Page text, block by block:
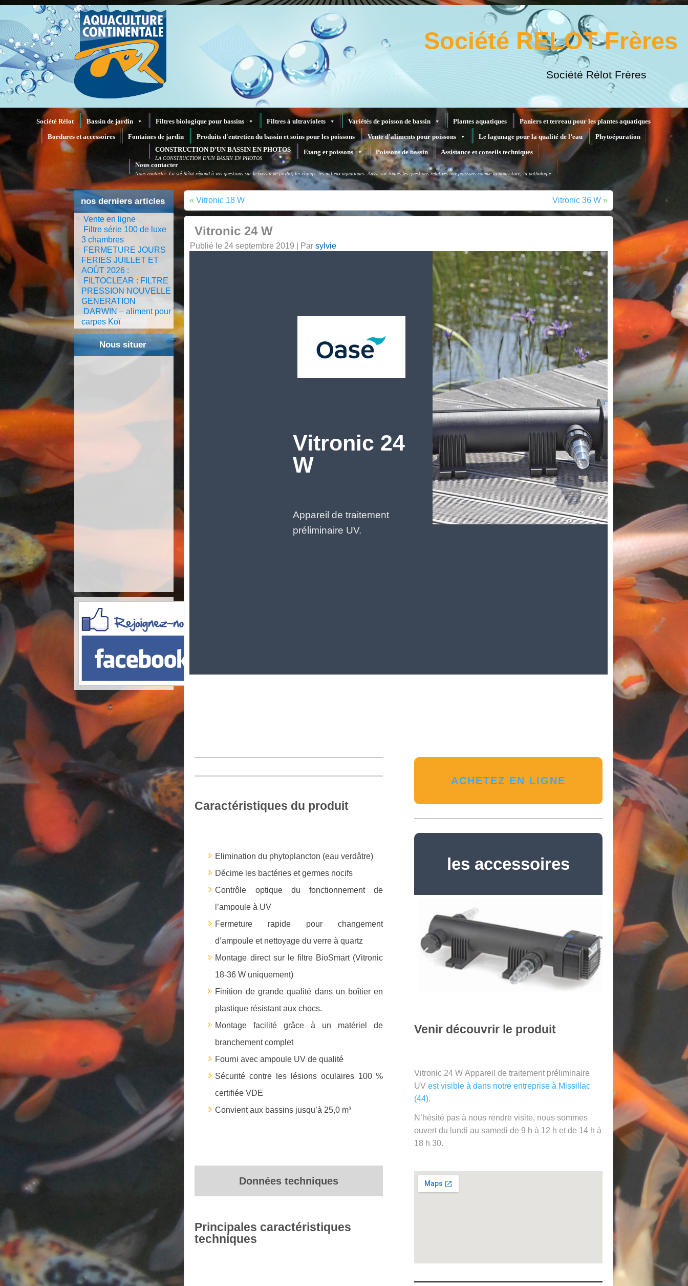
Société RELOT Frères
Société Rélot Frères
Société Rélot Bassin de jardin Filtres biologique pour bassins Filtres à ultraviolets Variétés de poisson de bassin Plantes aquatiques
Paniers et terreau pour les plantes aquatiques
Bordures et accessoires
Fontaines de jardin Produits d'entretien du bassin et soins pour les poissons Vente d'aliments pour poissons Le lagunage pour la qualité de l’eau
Phytoépuration
CONSTRUCTION D’UN BASSIN EN PHOTOS
LA CONSTRUCTION D’UN BASSIN EN PHOTOS
Etang et poissons Poissons de bassin
Assistance et conseils techniques
Nous contacter
Nous contacter. La sté Rélot répond à vos questions sur le bassin de jardin, les étangs, les milieux aquatiques. Aussi sur toutes les questions relatives aux poissons comme la nourriture, la pathologie.
nos derniers articles
Vente en ligne
Filtre série 100 de luxe
3 chambres
FERMETURE JOURS
FERIES JUILLET ET
AOÛT 2026 :
FILTOCLEAR : FILTRE
PRESSION NOUVELLE
GENERATION
DARWIN – aliment pour
carpes Koï
Nous situer
«Vitronic 18 W Vitronic 36 W »
Vitronic 24 W
Publié le 24 septembre 2019 Par sylvie
Vitronic 24
W
Appareil de traitement
préliminaire UV.
Caractéristiques du produit
Elimination du phytoplancton (eau verdâtre)
Décime les bactéries et germes nocifs
Contrôle optique du fonctionnement de
l’ampoule à UV
Fermeture rapide pour changement
d’ampoule et nettoyage du verre à quartz
Montage direct sur le filtre BioSmart (Vitronic
18-36 W uniquement)
Finition de grande qualité dans un boîtier en
plastique résistant aux chocs.
Montage facilité grâce à un matériel de
branchement complet
Fourni avec ampoule UV de qualité
Sécurité contre les lésions oculaires 100 %
certifiée VDE
Convient aux bassins jusqu’à 25,0 m³
Données techniques
Principales caractéristiques
techniques
ACHETEZ EN LIGNE
les accessoires
Venir découvrir le produit
Vitronic 24 W Appareil de traitement préliminaire
UVest visible à dans notre entreprise à Missillac
(44).
N’hésité pas à nous rendre visite, nous sommes
ouvert du lundi au samedi de 9 h à 12 h et de 14 h à
18 h 30.